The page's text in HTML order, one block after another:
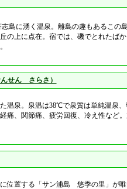
島に湧く温泉。離島の趣もあるこの
の上に点在。宿では、磯でとれたばか
せん さらさ）
温泉。泉温は38℃で泉質は単純温泉
痛、関節痛、疲労回復、冷え性など
位置する「サン浦島 悠季の里」が